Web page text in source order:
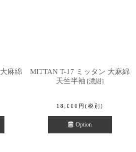
麻綿
MITTAN T-17 ミッタン 大麻綿
天竺半袖 [濃紺]
18,000 円 (税別)
Option